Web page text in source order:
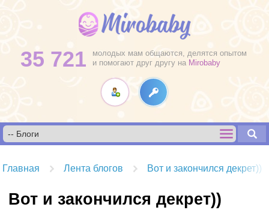
35 721
молодых мам общаются, делятся опытом
и помогают друг другу на Mirobaby
Главная Лента блогов Вот и закончился декрет))
Вот и закончился декрет))